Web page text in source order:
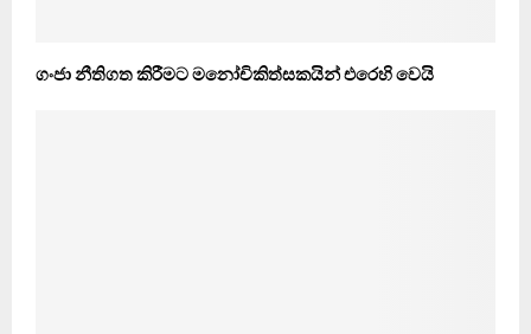
ගංජා නීතිගත කිරීමට මනෝචිකිත්සකයින් එරෙහි වෙයි